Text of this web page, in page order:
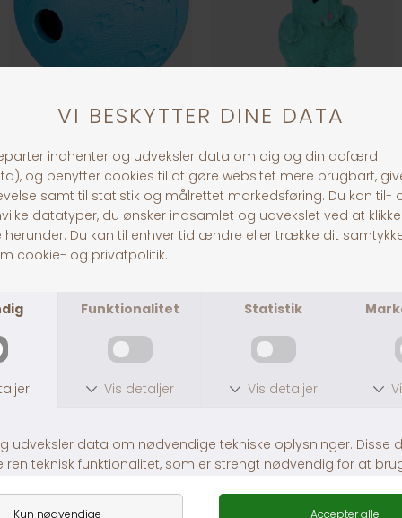
DKK 49,00
DKK 59,00
Lambold med piv
Dogman And Med Piv
DKK 59,00